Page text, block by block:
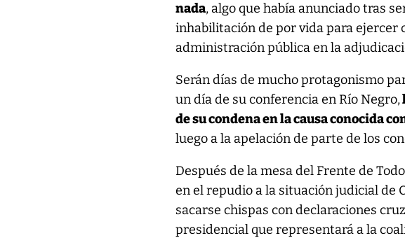
nada, algo que había anunciado tras
inhabilitación de por vida para ejercer
administración pública en la
Serán días de mucho protagonismo
un día de su conferencia en Río Negro,
de su condena en la causa conocida
luego a la apelación de parte de los
Después de la mesa del Frente de
en el repudio a la situación judicial de
sacarse chispas con declaraciones
presidencial que representará a la